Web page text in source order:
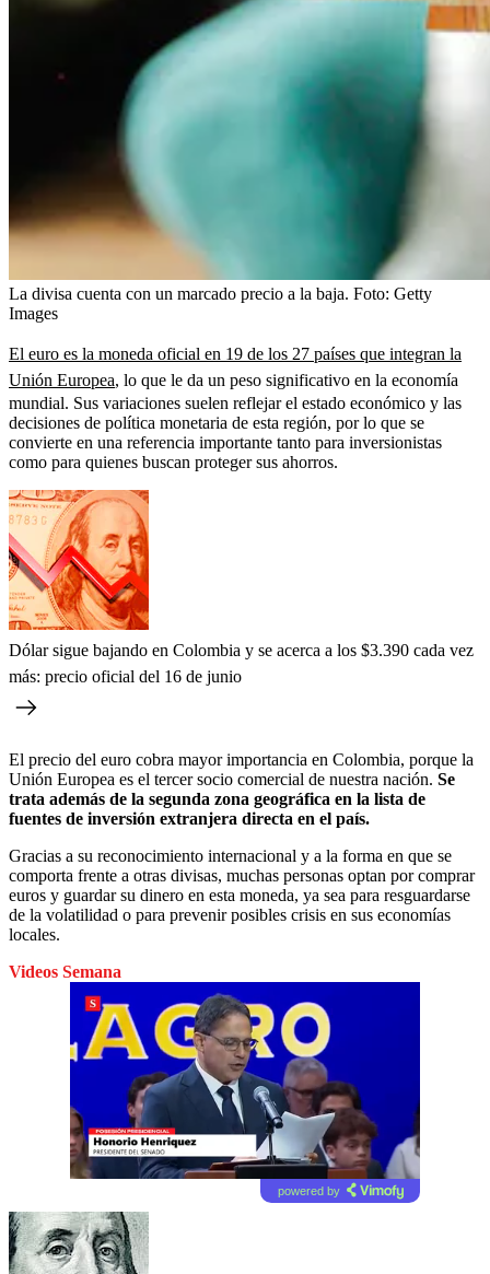
La divisa cuenta con un marcado precio a la baja. Foto: Getty
Images
El euro es la moneda oficial en 19 de los 27 países que integran la
Unión Europea, lo que le da un peso significativo en la economía
mundial. Sus variaciones suelen reflejar el estado económico y las
decisiones de política monetaria de esta región, por lo que se
convierte en una referencia importante tanto para inversionistas
como para quienes buscan proteger sus ahorros.
Dólar sigue bajando en Colombia y se acerca a los $3.390 cada vez
más: precio oficial del 16 de junio
El precio del euro cobra mayor importancia en Colombia, porque la
Unión Europea es el tercer socio comercial de nuestra nación. Se
trata además de la segunda zona geográfica en la lista de
fuentes de inversión extranjera directa en el país.
Gracias a su reconocimiento internacional y a la forma en que se
comporta frente a otras divisas, muchas personas optan por comprar
euros y guardar su dinero en esta moneda, ya sea para resguardarse
de la volatilidad o para prevenir posibles crisis en sus economías
locales.
Videos Semana
powered by